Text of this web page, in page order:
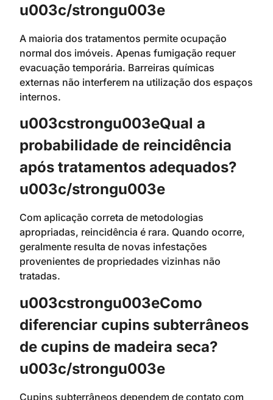
u003c/strongu003e
A maioria dos tratamentos permite ocupação
normal dos imóveis. Apenas fumigação requer
evacuação temporária. Barreiras químicas
externas não interferem na utilização dos espaços
internos.
u003cstrongu003eQual a
probabilidade de reincidência
após tratamentos adequados?
u003c/strongu003e
Com aplicação correta de metodologias
apropriadas, reincidência é rara. Quando ocorre,
geralmente resulta de novas infestações
provenientes de propriedades vizinhas não
tratadas.
u003cstrongu003eComo
diferenciar cupins subterrâneos
de cupins de madeira seca?
u003c/strongu003e
Cupins subterrâneos dependem de contato com